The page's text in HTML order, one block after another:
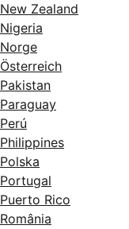
New Zealand
Nigeria
Norge
Österreich
Pakistan
Paraguay
Perú
Philippines
Polska
Portugal
Puerto Rico
România